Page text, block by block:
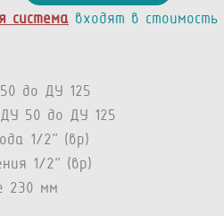
система входят в стоимость
до ДУ 125
50 до ДУ 125
1/2” (вр)
1/2” (вр)
230 мм